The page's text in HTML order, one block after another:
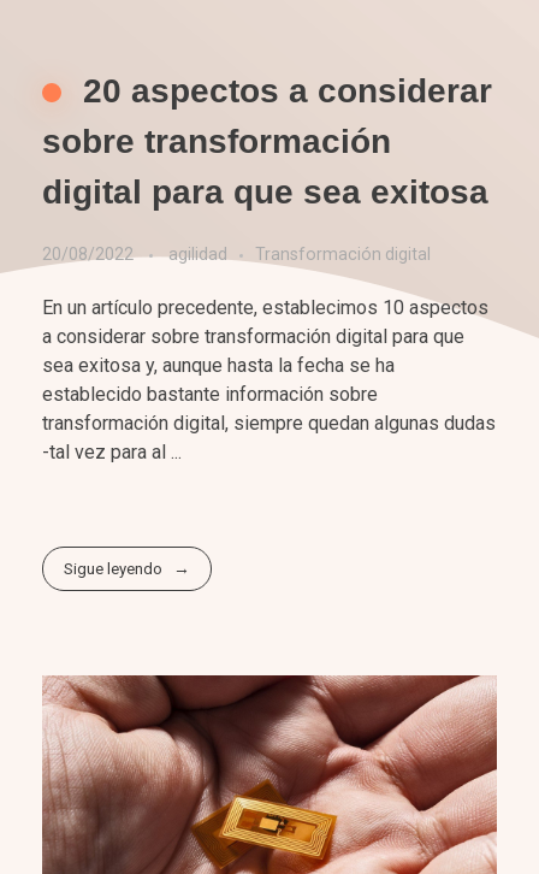
20 aspectos a considerar
sobre transformación
digital para que sea exitosa
20/08/2022 agilidad Transformación digital
En un artículo precedente, establecimos 10 aspectos
a considerar sobre transformación digital para que
sea exitosa y, aunque hasta la fecha se ha
establecido bastante información sobre
transformación digital, siempre quedan algunas dudas
-tal vez para al ...
Sigue leyendo